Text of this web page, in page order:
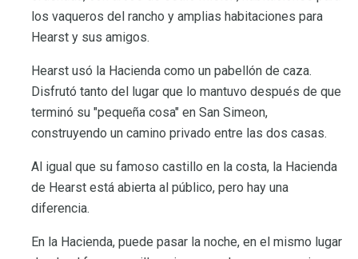
los vaqueros del rancho y amplias habitaciones para
Hearst y sus amigos.
Hearst usó la Hacienda como un pabellón de caza.
Disfrutó tanto del lugar que lo mantuvo después de que
terminó su "pequeña cosa" en San Simeon,
construyendo un camino privado entre las dos casas.
Al igual que su famoso castillo en la costa, la Hacienda
de Hearst está abierta al público, pero hay una
diferencia.
En la Hacienda, puede pasar la noche, en el mismo lugar